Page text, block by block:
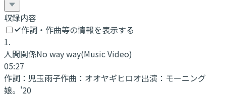
収録内容
作詞・作曲等の情報を表示する
1.
人間関係No way way(Music Video)
05:27
作詞： 児玉雨子作曲： オオヤギヒロオ出演： モーニング
娘。'20